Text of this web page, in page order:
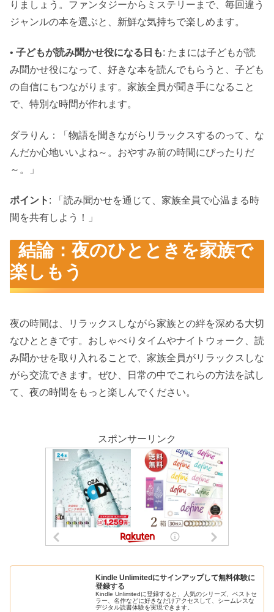
りましょう。ファンタジーからミステリーまで、毎回違う
ジャンルの本を選ぶと、新鮮な気持ちで楽しめます。
• 子どもが読み聞かせ役になる日も: たまには子どもが読
み聞かせ役になって、好きな本を読んでもらうと、子ども
の自信にもつながります。家族全員が聞き手になること
で、特別な時間が作れます。
ダラりん：「物語を聞きながらリラックスするのって、な
んだか心地いいよね～。おやすみ前の時間にぴったりだ
～。」
ポイント : 「読み聞かせを通じて、家族全員で心温まる時
間を共有しよう！」
結論：夜のひとときを家族で
楽しもう
夜の時間は、リラックスしながら家族との絆を深める大切
なひとときです。おしゃべりタイムやナイトウォーク、読
み聞かせを取り入れることで、家族全員がリラックスしな
がら交流できます。ぜひ、日常の中でこれらの方法を試し
て、夜の時間をもっと楽しんでください。
スポンサーリンク
Kindle Unlimitedにサインアップして無料体験に
登録する
Kindle Unlimitedに登録すると、人気のシリーズ、ベストセ
ラー、名作などに好きなだけアクセスして、シームレスな
デジタル読書体験を実現できます。